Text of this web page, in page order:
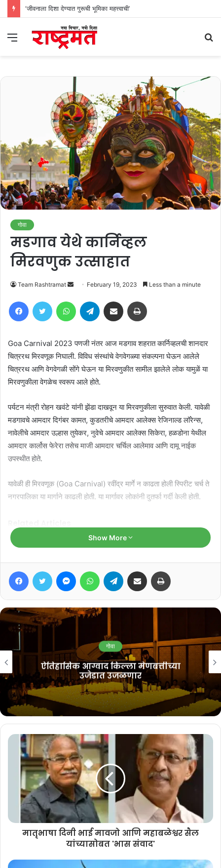
‘जीवनाला दिशा देण्यात गुरूची भूमिका महत्त्वाची’
Menu
गोवा
मडगाव येथे कार्निव्हल
मिरवणुक उत्साहात
Team Rashtramat
Send
email
February 19, 2023 Less than a minute
FacebookTwitter WhatsAppTelegram Share via Email
Goa Carnival 2023 पणजी नंतर आज मडगाव शहरात कार्निव्हलची शानदार
चित्ररथ मिरवणूक निघाली. विविध संस्थांचे वेगवेगळ्या संकल्पना घेऊन आलेले
चित्ररथ आणि वेगवेगळी सोंगे घेऊन या मिरवणुकीत सामील झालेले लोक यामुळें या
मिरवणुकीला वेगळेच स्वरूप आले होते.
पर्यटन मंत्री रोहन खवंटे यांनी झेंडा दाखवून या मिरवणुकीला सुरुवात केली. यावेळी
मडगावचे आमदार दिगंबर कामत, कुडतरीचे आमदार आलेक्स रेजिनाल्ड लॉरेन्स,
नावेलीचे आमदार उल्हास तुयेकर, नुवेचे आमदार आलेक्स सिकेरा, हळडोना येथील
आमदार कार्लोस फेरेरा तसेच माजी आमदार चर्चिल आलेमाव आणि दामू नाईक
उपस्थीत होते.
यावेळी ही मिरवणूक (Goa Carnival) रवींद्र मार्गे न काढता होली स्पिरीट चर्च ते
नगरपालिका या मार्गाने काढली होती. या मार्गावर लोकांनी दुतर्फा गर्दी केली होती.
महत्त्वाची’
August 5, 2026
फलोत्पादन महामंडळातील पदोन्नती
प्रक्रियेवर काँग्रेसचे प्रश्नचिन्ह
Show More
FacebookTwitter MessengerWhatsAppTelegram Share via Email
गोवा
ऐतिहासिक आग्वाद किल्ला मेणबत्तीच्या
उजेडात उजळणार
मातृभाषा दिनी भाई मावजो आणि महाबळेश्वर सैल
यांच्यासोबत 'भास संवाद'